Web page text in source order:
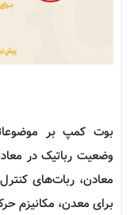
بوت کمپ بر
وضعیت رباتیکدر
معادن، ربات‌های
برای معدن، مکانیزم